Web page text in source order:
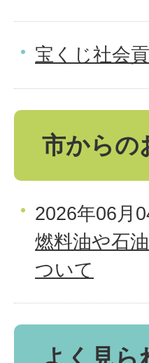
宝くじ社会
市からの
2026年06月
燃料油や石
ついて
よく見ら